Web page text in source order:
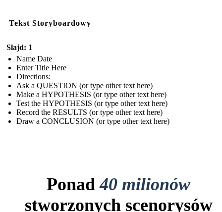
Tekst Storyboardowy
Slajd: 1
Name Date
Enter Title Here
Directions:
Ask a QUESTION (or type other text here)
Make a HYPOTHESIS (or type other text here)
Test the HYPOTHESIS (or type other text here)
Record the RESULTS (or type other text here)
Draw a CONCLUSION (or type other text here)
Ponad40 milionów
stworzonych scenorysów